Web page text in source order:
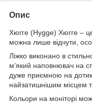
Опис
Хюгге (Hygge) Хюгге –
можна лише відчути,
Ліжко виконано в
м’який наповнювач на
дуже приємною на
найзатишнішим місцем
Кольори на моніторі